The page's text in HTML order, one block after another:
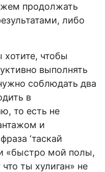
продолжать
либо
чтобы
выполнять
соблюдать два
в
то есть не
и
‘таскай
«быстро мой полы,
ты хулиган» не